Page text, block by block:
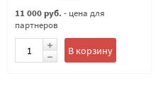
11 000 руб. - цена для
партнеров
В корзину